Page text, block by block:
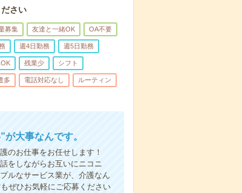
さい
募集 友達と一緒OK OA不要
週4日勤務 週5日勤務
残業少 シフト
多 電話対応なし ルーティン
大事なんです。
のお仕事をお任せします！
をしながらお互いにニコニ
ルなサービス業が、介護なん
ぜひお気軽にご応募ください